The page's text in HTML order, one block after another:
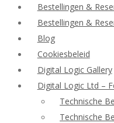
Bestellingen &
Bestellingen &
Blog
Cookiesbeleid
Digital Logic Gallery
Digital Logic Ltd –
Technische
Technische